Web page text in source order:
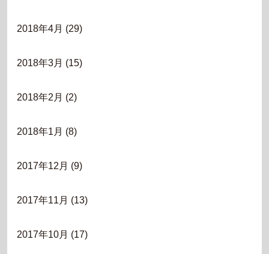
2018年4月 (29)
2018年3月 (15)
2018年2月 (2)
2018年1月 (8)
2017年12月 (9)
2017年11月 (13)
2017年10月 (17)